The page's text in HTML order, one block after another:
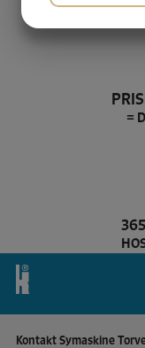
=
Baby Lock Brand slider
Kontakt Symaskine